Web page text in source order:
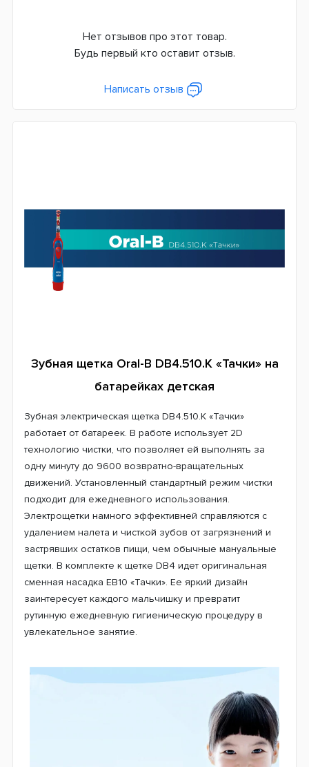
Сменная насадка
Китай
Гарантия
24 месяца
Нет отзывов про этот товар.
Будь первый кто оставит отзыв.
Написать отзыв
Зубная щетка Oral-B DB4.510.К «Тачки» на
батарейках детская
Зубная электрическая щетка DB4.510.К «Тачки»
работает от батареек. В работе использует 2D
технологию чистки, что позволяет ей выполнять за
одну минуту до 9600 возвратно-вращательных
движений. Установленный стандартный режим чистки
подходит для ежедневного использования.
Электрощетки намного эффективней справляются с
удалением налета и чисткой зубов от загрязнений и
застрявших остатков пищи, чем обычные мануальные
щетки. В комплекте к щетке DB4 идет оригинальная
сменная насадка EB10 «Тачки». Ее яркий дизайн
заинтересует каждого мальчишку и превратит
рутинную ежедневную гигиеническую процедуру в
увлекательное занятие.